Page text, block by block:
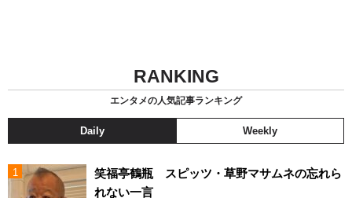
RANKING
エンタメの人気記事ランキング
Daily Weekly
笑福亭鶴瓶 スピッツ・草野マサムネの忘れら
れない一言